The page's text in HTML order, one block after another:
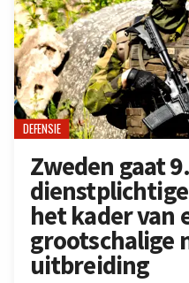
DEFENSIE
Zweden gaat
het kader van
grootschalige
uitbreiding